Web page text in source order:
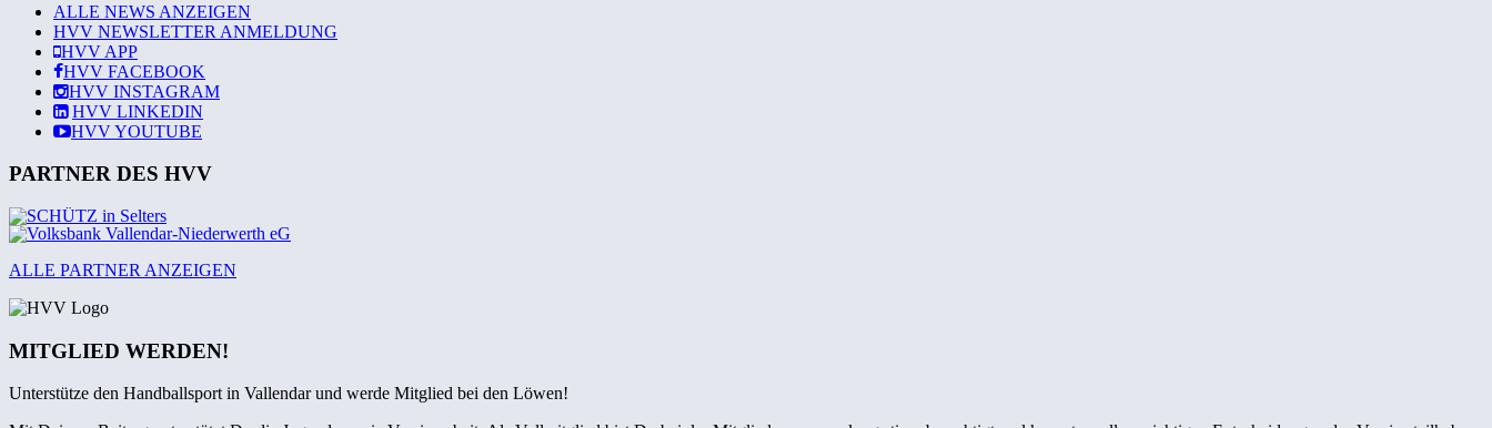
ALLE NEWS ANZEIGEN
HVV NEWSLETTER ANMELDUNG
HVV APP
HVV FACEBOOK
HVV INSTAGRAM
HVV LINKEDIN
HVVYOUTUBE
PARTNER DES HVV
ALLE PARTNER ANZEIGEN
MITGLIED WERDEN!
Unterstütze den Handballsport in Vallendar und werde Mitglied bei den Löwen!